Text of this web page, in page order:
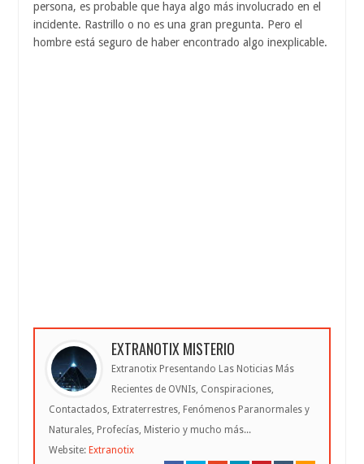
persona, es probable que haya algo más involucrado en el
incidente. Rastrillo o no es una gran pregunta. Pero el
hombre está seguro de haber encontrado algo inexplicable.
EXTRANOTIX MISTERIO
Extranotix Presentando Las Noticias Más
Recientes de OVNIs, Conspiraciones,
Contactados, Extraterrestres, Fenómenos Paranormales y
Naturales, Profecías, Misterio y mucho más...
Website: Extranotix